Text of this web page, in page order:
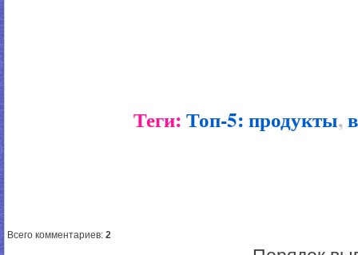
Теги:Топ-5: продукты,
Всего комментариев: 2